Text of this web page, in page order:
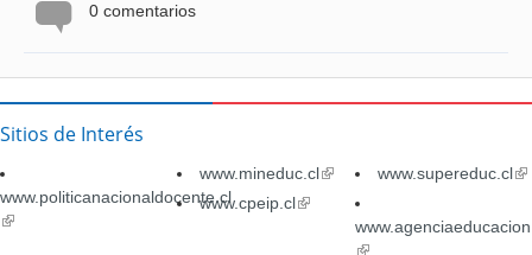
0 comentarios
Sitios de Interés
www.politicanacionaldocente.cl
(link
www.mineduc.cl(link
external)
www.supereduc.cl
www.cpeip.cl(link
external)(link